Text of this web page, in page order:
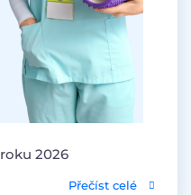
2026
Přečíst celé